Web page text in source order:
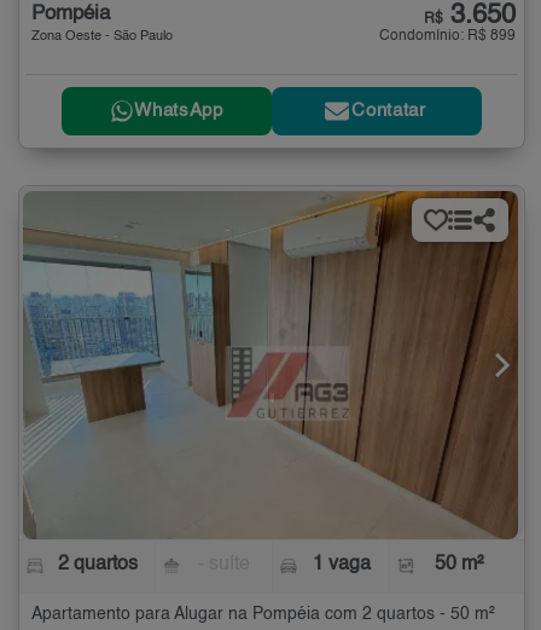
Pompéia
Zona Oeste - São Paulo
R$ 3.650
Condomínio: R$ 899
WhatsApp Contatar
2 quartos 1 vaga 50 m²
Apartamento para Alugar na Pompéia com 2 quartos - 50 m²